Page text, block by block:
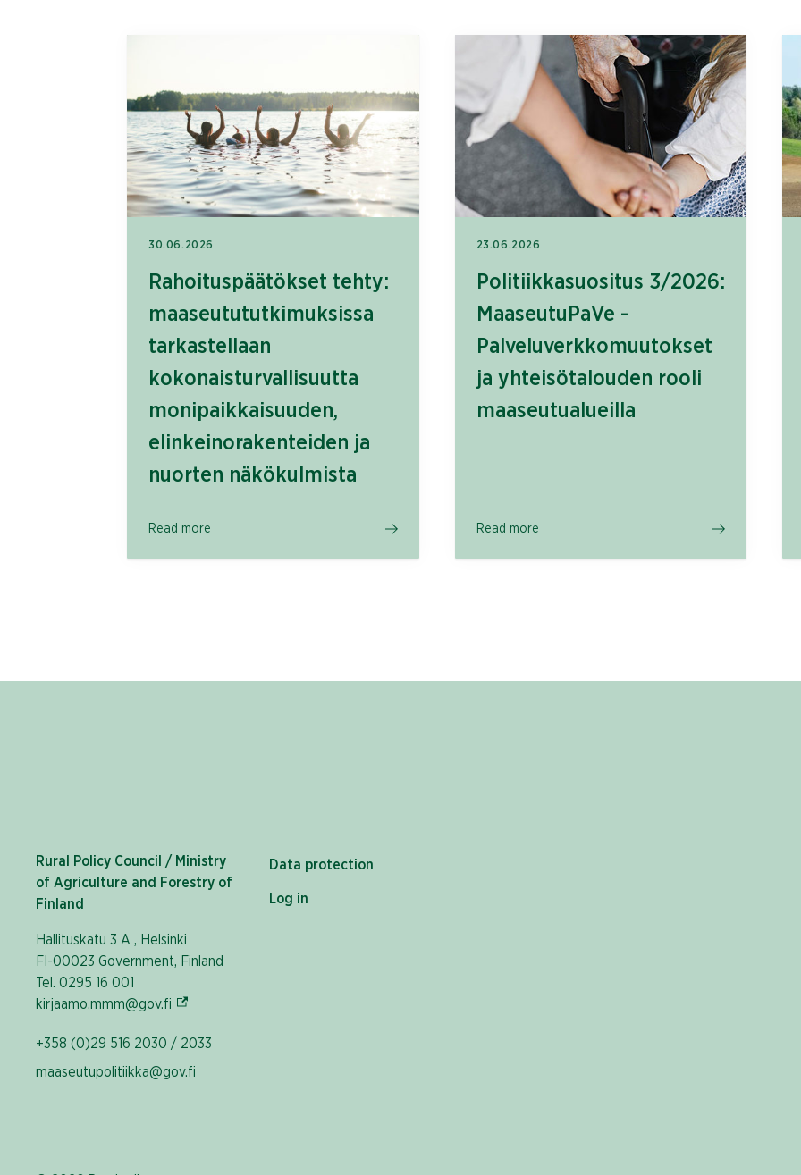
30.06.2026
Rahoituspäätökset tehty:
maaseutututkimuksissa
tarkastellaan
kokonaisturvallisuutta
monipaikkaisuuden,
elinkeinorakenteiden ja
nuorten näkökulmista
Read more
23.06.2026
Politiikkasuositus 3/2026:
MaaseutuPaVe -
Palveluverkkomuutokset
ja yhteisötalouden rooli
maaseutualueilla
Read more
Rural Policy Council / Ministry
of Agriculture and Forestry of
Finland
Hallituskatu 3 A , Helsinki
FI-00023 Government, Finland
Tel. 0295 16 001
kirjaamo.mmm@gov.fi (External link)
+358 (0)29 516 2030 / 2033
maaseutupolitiikka@gov.fi
Data protection
Log in